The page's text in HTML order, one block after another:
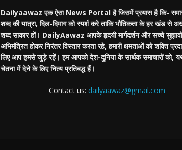
Dailyaawaz एक ऐसा News Portal है जिसमें प्रयास है कि-
शब्द की यात्रा, दिल-दिमाग को स्पर्श करे ताकि भौतिकता के हर खंड से
शब्द साकार हों। DailyAawaz आपके हृदयी मार्गदर्शन और सच्चे
अभिमंत्रित होकर निरंतर विस्तार करता रहे, हमारी क्षमताओं को शक्ति
लिए आप हमसे जुड़े रहें। हम आपको देश-दुनिया के सार्थक समाचारों को,
चेतना में देने के लिए नित्य प्रतिबद्ध हैं।
Contact us: dailyaawaz@gmail.com